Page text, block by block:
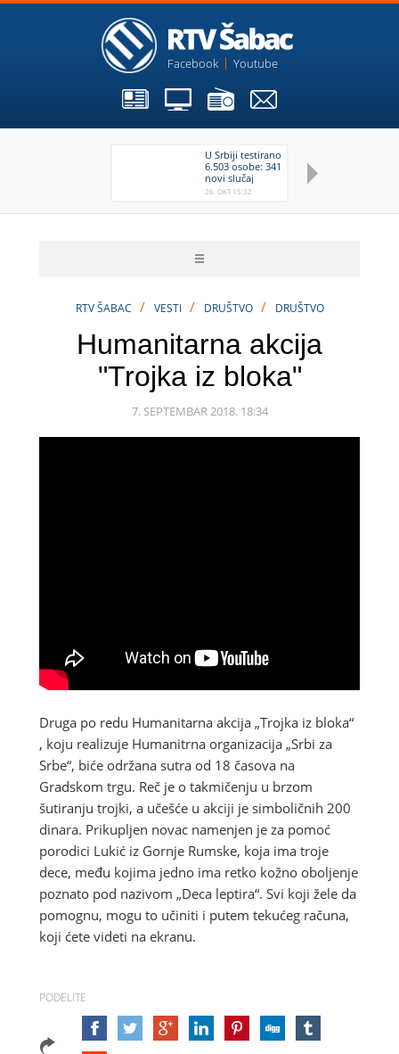
Facebook Youtube
U Srbiji testirano
6.503 osobe: 341
novi slučaj
zaraze
26. OKT 15:32
RTV ŠABAC / VESTI / DRUŠTVO / DRUŠTVO
Humanitarna akcija
"Trojka iz bloka"
7. SEPTEMBAR 2018. 18:34
Druga po redu Humanitarna akcija „Trojka iz bloka“
, koju realizuje Humanitrna organizacija „Srbi za
Srbe“, biće održana sutra od 18 časova na
Gradskom trgu. Reč je o takmičenju u brzom
šutiranju trojki, a učešće u akciji je simboličnih 200
dinara. Prikupljen novac namenjen je za pomoć
porodici Lukić iz Gornje Rumske, koja ima troje
dece, među kojima jedno ima retko kožno oboljenje
poznato pod nazivom „Deca leptira“. Svi koji žele da
pomognu, mogu to učiniti i putem tekućeg računa,
koji ćete videti na ekranu.
PODELITE